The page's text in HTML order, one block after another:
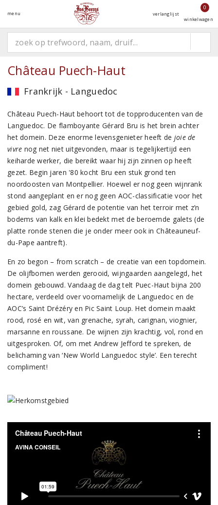
menu verlanglijst
0
winkelwagen
Château Puech-Haut
Frankrijk - Languedoc
Château Puech-Haut behoort tot de topproducenten van de
Languedoc. De flamboyante Gérard Bru is het brein achter
het domein. Deze enorme levensgenieter heeft de joie de
vivre nog net niet uitgevonden, maar is tegelijkertijd een
keiharde werker, die bereikt waar hij zijn zinnen op heeft
gezet. Begin jaren '80 kocht Bru een stuk grond ten
noordoosten van Montpellier. Hoewel er nog geen wijnrank
stond aangeplant en er nog geen AOC-classificatie voor het
gebied gold, zag Gérard de potentie van het terroir met z’n
bodems van kalk en klei bedekt met de beroemde galets (de
platte ronde stenen die je onder meer ook in Châteauneuf-
du-Pape aantreft).
En zo begon – from scratch – de creatie van een topdomein.
De olijfbomen werden gerooid, wijngaarden aangelegd, het
domein gebouwd. Vandaag de dag telt Puec-Haut bijna 200
hectare, verdeeld over voornamelijk de Languedoc en de
AOC’s Saint Drézéry en Pic Saint Loup. Het domein maakt
rood, rosé en wit, van grenache, syrah, carignan, viognier,
marsanne en roussane. De wijnen zijn krachtig, vol, rond en
uitgesproken. Of, om met Andrew Jefford te spreken, de
belichaming van ‘New World Languedoc style’. Een terecht
compliment!